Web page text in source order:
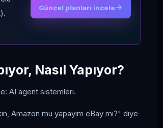
Güncel planları incele
Nasıl Yapıyor?
AI agent sistemleri.
Amazon mu yapayım eBay mi?" diye